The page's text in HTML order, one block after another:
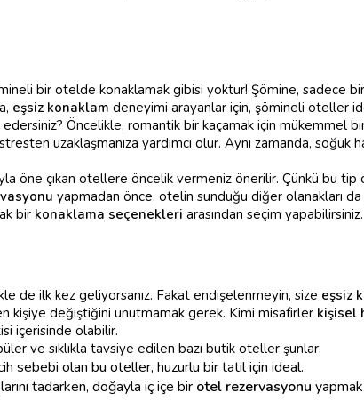
bir otelde konaklamak gibisi yoktur! Şömine, sadece bir
eşsiz konaklam deneyimi arayanlar için, şömineli oteller
Öncelikle, romantik bir kaçamak için mükemmel
uzaklaşmanıza yardımcı olur. Aynı zamanda, soğuk
öne çıkan otellere öncelik vermeniz önerilir. Çünkü bu
yapmadan önce, otelin sunduğu diğer olanakları
bir konaklama seçenekleri arasından seçim yapabilirsiniz.
de ilk kez geliyorsanız. Fakat endişelenmeyin, size eşsiz
kişiye değiştiğini unutmamak gerek. Kimi misafirler kişisel
içerisinde olabilir.
ve sıklıkla tavsiye edilen bazı butik oteller şunlar:
sebebi olan bu oteller, huzurlu bir tatil için ideal.
tadarken, doğayla iç içe bir otel rezervasyonu